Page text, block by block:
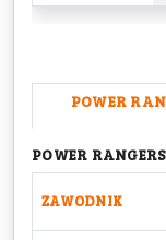
POWER
POWER RANGERS
ZAWODNIK